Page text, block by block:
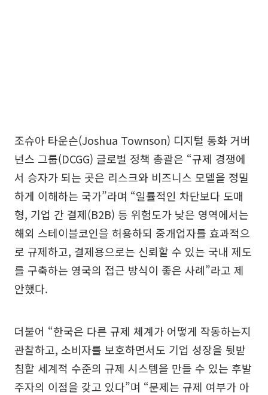
조슈아 타운슨(Joshua Townson) 디지털 통화 거버
넌스 그룹(DCGG) 글로벌 정책 총괄은 “규제 경쟁에
서 승자가 되는 곳은 리스크와 비즈니스 모델을 정밀
하게 이해하는 국가”라며 “일률적인 차단보다 도매
형, 기업 간 결제(B2B) 등 위험도가 낮은 영역에서는
해외 스테이블코인을 허용하되 중개업자를 효과적으
로 규제하고, 결제용으로는 신뢰할 수 있는 국내 제도
를 구축하는 영국의 접근 방식이 좋은 사례”라고 제
안했다.
더불어 “한국은 다른 규제 체계가 어떻게 작동하는지
관찰하고, 소비자를 보호하면서도 기업 성장을 뒷받
침할 세계적 수준의 규제 시스템을 만들 수 있는 후발
주자의 이점을 갖고 있다”며 “문제는 규제 여부가 아